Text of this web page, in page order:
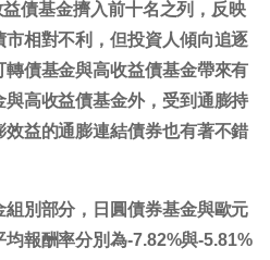
債基金擠入前十名之列，反映
相對不利，但投資人傾向追逐
債基金與高收益債基金帶來有
高收益債基金外，受到通膨持
益的通膨連結債券也有著不錯
別部分，日圓債券基金與歐元
報酬率分別為-7.82%與-5.81%